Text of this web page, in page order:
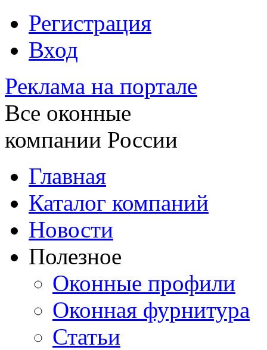
Регистрация
Вход
Реклама на портале
Все оконные
компании России
Главная
Каталог компаний
Новости
Полезное
Оконные профили
Оконная фурнитура
Статьи